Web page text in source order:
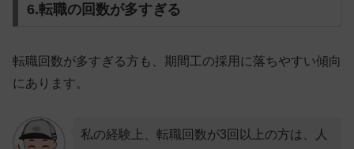
6.転職の回数が多すぎる
転職回数が多すぎる方も、期間工の採用に落ちやすい傾向
にあります。
私の経験上、転職回数が3回以上の方は、人